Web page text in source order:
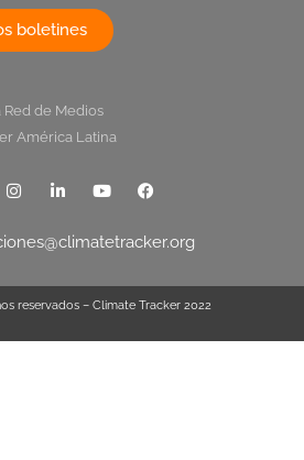
boletines
de Medios
América Latina
reservados – Climate Tracker 2022